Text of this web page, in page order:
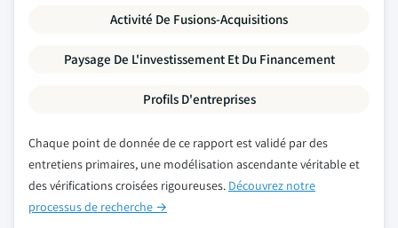
Activité De Fusions-Acquisitions
Paysage De L'investissement Et Du Financement
Profils D'entreprises
Chaque point de donnée de ce rapport est validé par des
entretiens primaires, une modélisation ascendante véritable et
des vérifications croisées rigoureuses. Découvrez notre
processus de recherche →